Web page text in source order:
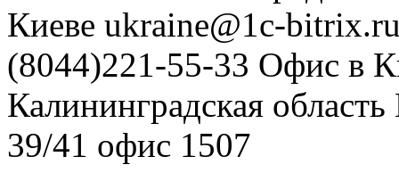
Киеве ukraine@1c-
(8044)221-55-33 Офис в
Калининградская область
39/41 офис 1507